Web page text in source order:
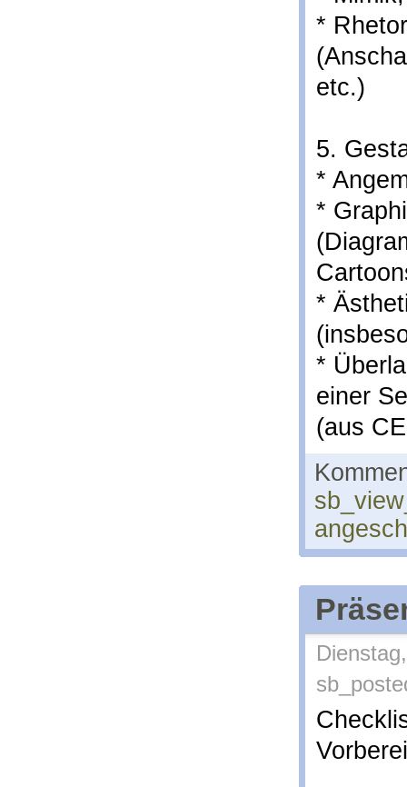
*
etc.)
5.
*
*
*
*
einer
(aus